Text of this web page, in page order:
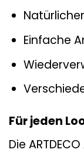
Einfache
Für jeden
Die